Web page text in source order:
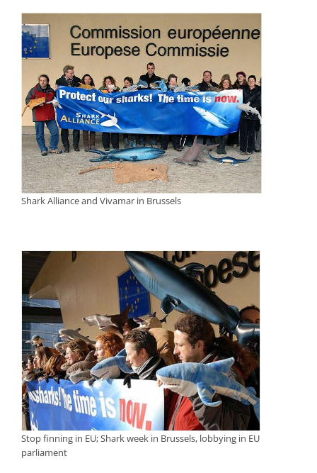
Shark Alliance and Vivamar in Brussels
Stop finning in EU; Shark week in Brussels, lobbying in EU
parliament